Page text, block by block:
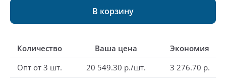
В корзину
Количество Ваша цена
Экономия
Опт от 3 шт.
20 549.30 р./шт.
3 276.70 р.